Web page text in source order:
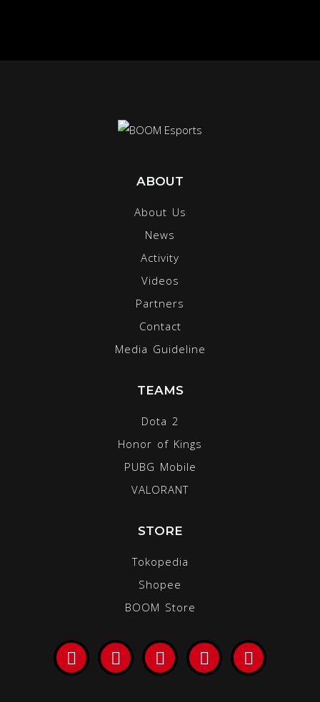
ABOUT
About Us
News
Activity
Videos
Partners
Contact
Media Guideline
TEAMS
Dota 2
Honor of Kings
PUBG Mobile
VALORANT
STORE
Tokopedia
Shopee
BOOM Store